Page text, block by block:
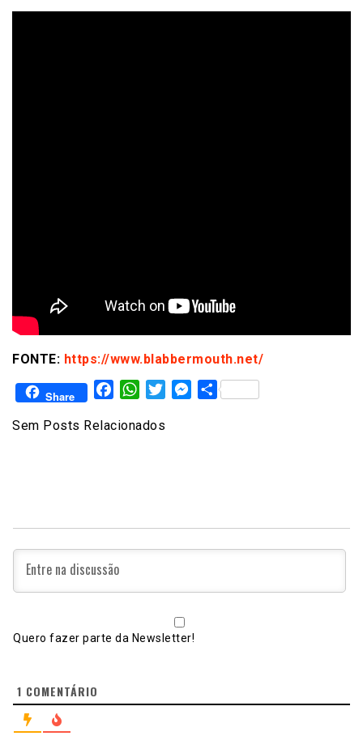
FONTE: https://www.blabbermouth.net/
Share FacebookWhatsAppTwitterMessenger
Share
Sem Posts Relacionados
Quero fazer parte da Newsletter!
1 COMENTÁRIO